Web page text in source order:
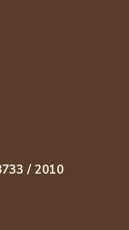
8733
/ 2010